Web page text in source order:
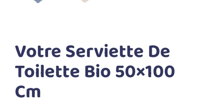
Votre Serviette De
Toilette Bio 50×100
Cm